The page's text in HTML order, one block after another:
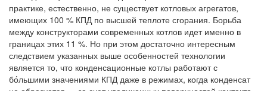
практике, естественно, не существует котловых агрегатов,
имеющих 100 % КПД по высшей теплоте сгорания. Борьба
между конструкторами современных котлов идет именно в
границах этих 11 %. Но при этом достаточно интересным
следствием указанных выше особенностей технологии
является то, что конденсационные котлы работают с
бо́льшими значениями КПД даже в режимах, когда конденсат